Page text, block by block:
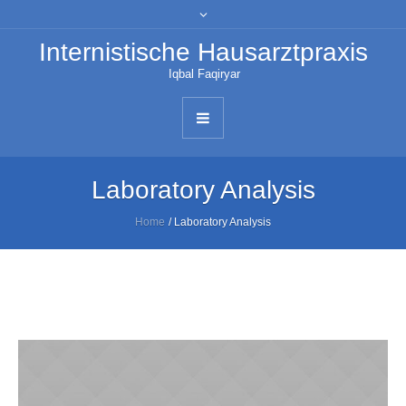
Internistische Hausarztpraxis
Iqbal Faqiryar
Laboratory Analysis
Home / Laboratory Analysis